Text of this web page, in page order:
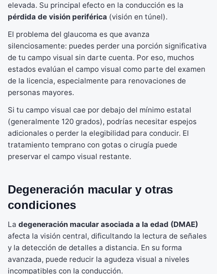
elevada. Su principal efecto en la conducción es la
pérdida de visión periférica (visión en túnel).
El problema del glaucoma es que avanza
silenciosamente: puedes perder una porción significativa
de tu campo visual sin darte cuenta. Por eso, muchos
estados evalúan el campo visual como parte del examen
de la licencia, especialmente para renovaciones de
personas mayores.
Si tu campo visual cae por debajo del mínimo estatal
(generalmente 120 grados), podrías necesitar espejos
adicionales o perder la elegibilidad para conducir. El
tratamiento temprano con gotas o cirugía puede
preservar el campo visual restante.
Degeneración macular y otras
condiciones
La degeneración macular asociada a la edad (DMAE)
afecta la visión central, dificultando la lectura de señales
y la detección de detalles a distancia. En su forma
avanzada, puede reducir la agudeza visual a niveles
incompatibles con la conducción.